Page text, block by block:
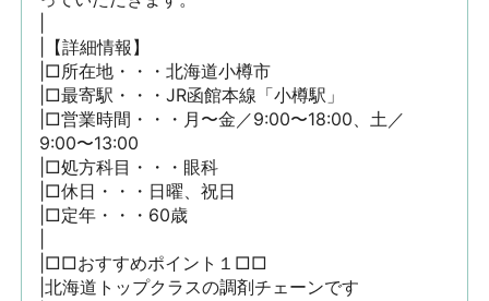
|【詳細情報】
|□所在地・・・北海道小樽市
|□最寄駅・・・JR函館本線「小樽駅」
|□営業時間・・・月〜金／9:00〜18:00、土／
9:00〜13:00
|□処方科目・・・眼科
|□休日・・・日曜、祝日
|□定年・・・60歳
|□□おすすめポイント１□□
|北海道トップクラスの調剤チェーンです